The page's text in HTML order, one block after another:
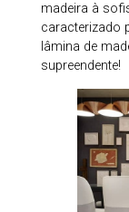
madeira à
caracterizado
lâmina de
supreendente!